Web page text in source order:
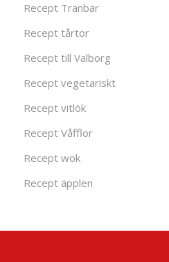
Recept Tranbär
Recept tårtor
Recept till Valborg
Recept vegetariskt
Recept vitlök
Recept Våfflor
Recept wok
Recept äpplen